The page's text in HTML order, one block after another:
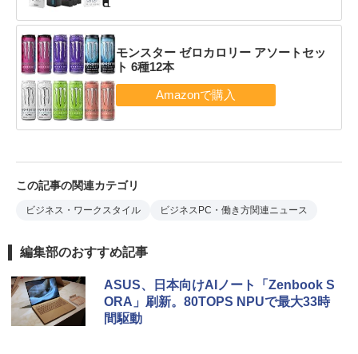
モンスター ゼロカロリー アソートセッ
ト 6種12本
この記事の関連カテゴリ
ビジネス・ワークスタイル ビジネスPC・働き方関連ニュース
編集部のおすすめ記事
ASUS、日本向けAIノート「Zenbook S
ORA」刷新。80TOPS NPUで最大33時
間駆動